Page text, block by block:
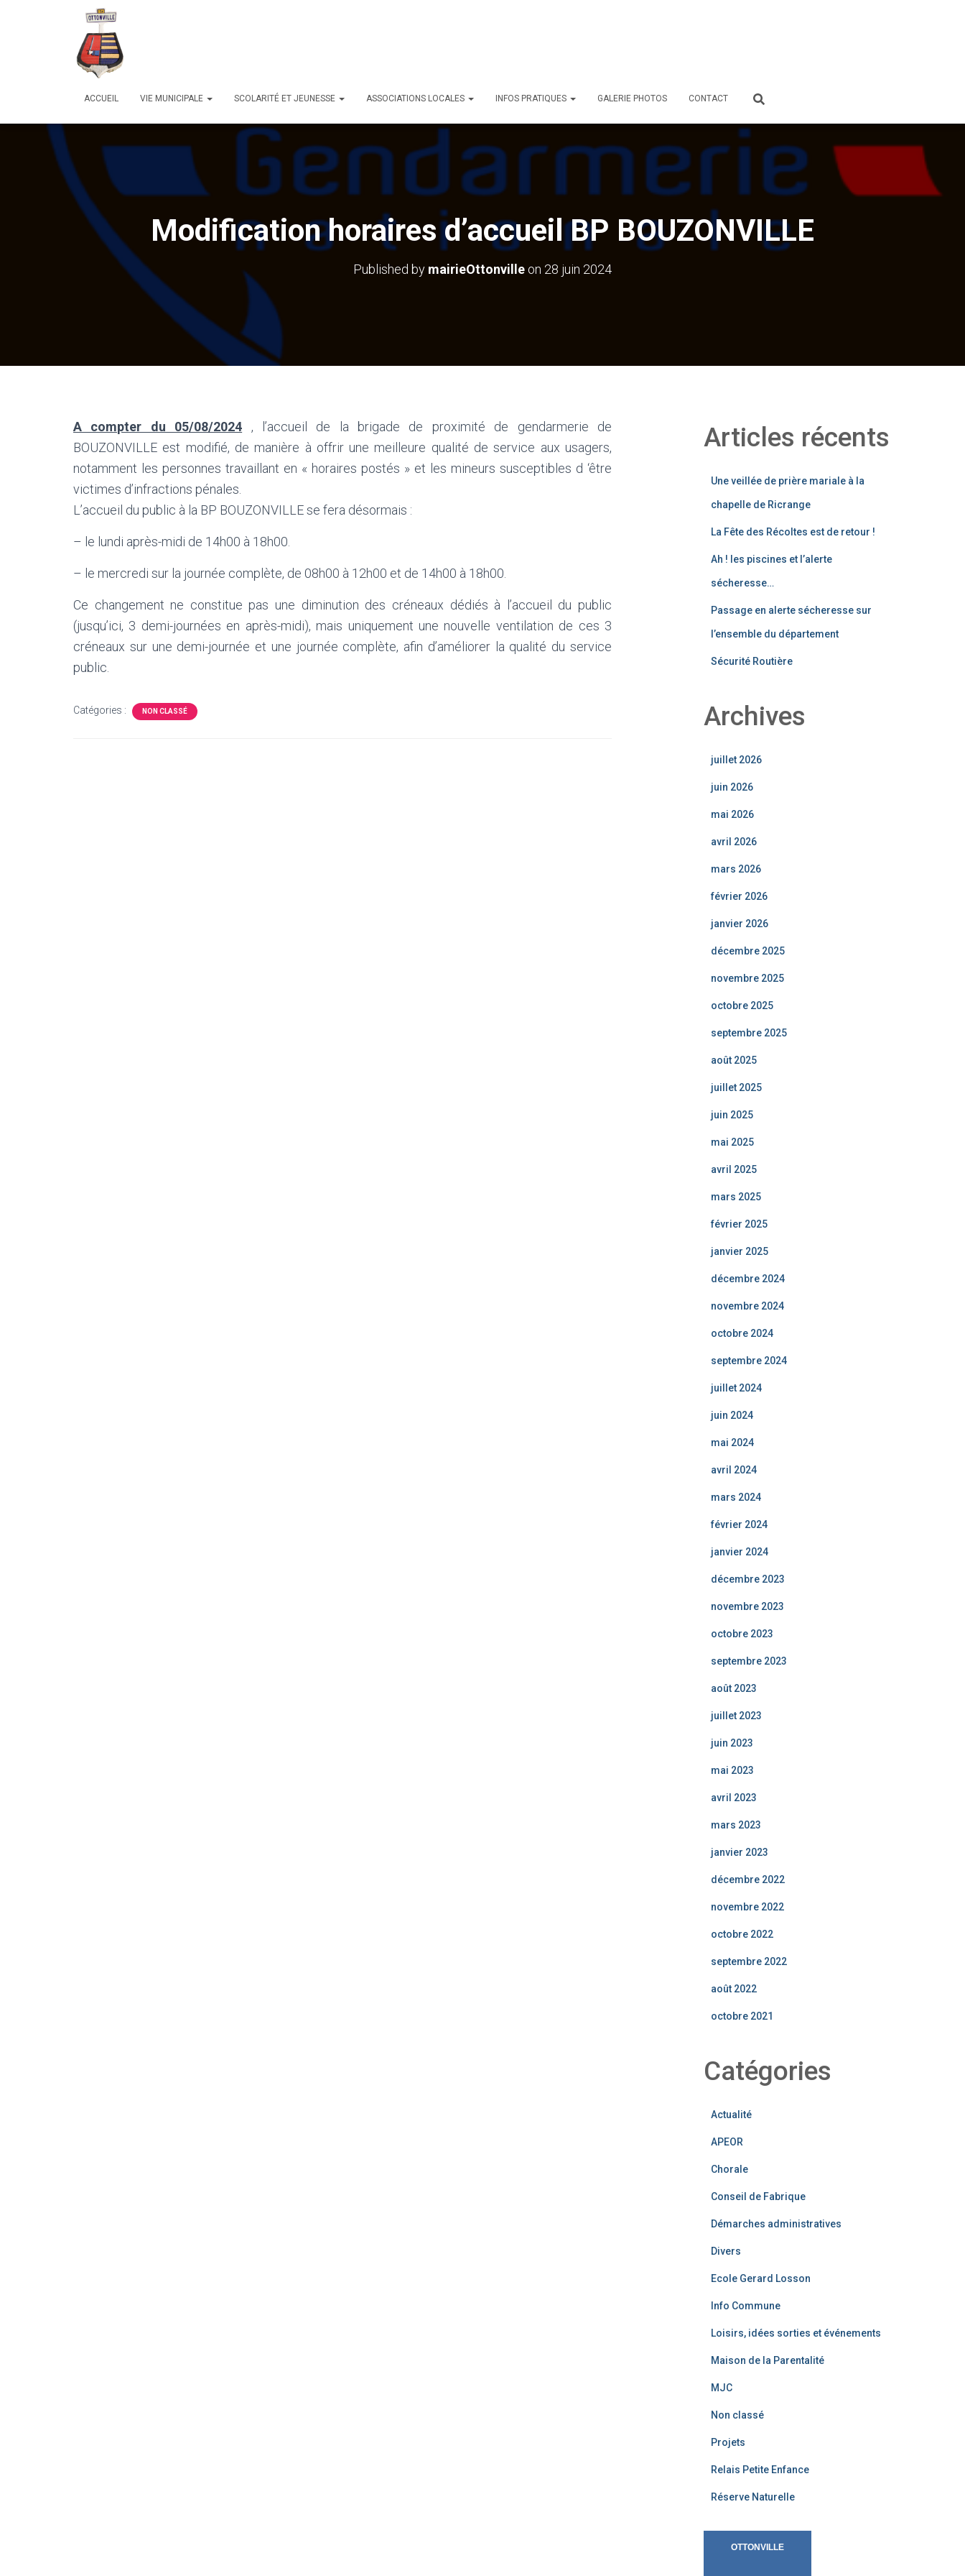
ACCUEIL VIE MUNICIPALE SCOLARITÉ ET JEUNESSE ASSOCIATIONS LOCALES INFOS PRATIQUES GALERIE PHOTOS CONTACT
Modification horaires d’accueil BP BOUZONVILLE
Published by mairieOttonville on 28 juin 2024
A compter du 05/08/2024 , l’accueil de la brigade de proximité de gendarmerie de
BOUZONVILLE est modifié, de manière à offrir une meilleure qualité de service aux usagers,
notamment les personnes travaillant en « horaires postés » et les mineurs susceptibles d ‘être
victimes d’infractions pénales.
L’accueil du public à la BP BOUZONVILLE se fera désormais :
– le lundi après-midi de 14h00 à 18h00.
– le mercredi sur la journée complète, de 08h00 à 12h00 et de 14h00 à 18h00.
Ce changement ne constitue pas une diminution des créneaux dédiés à l’accueil du public
(jusqu’ici, 3 demi-journées en après-midi), mais uniquement une nouvelle ventilation de ces 3
créneaux sur une demi-journée et une journée complète, afin d’améliorer la qualité du service
public.
Catégories : NON CLASSÉ
Articles récents
Une veillée de prière mariale à la
chapelle de Ricrange
La Fête des Récoltes est de retour !
Ah ! les piscines et l’alerte
sécheresse…
Passage en alerte sécheresse sur
l’ensemble du département
Sécurité Routière
Archives
juillet 2026
juin 2026
mai 2026
avril 2026
mars 2026
février 2026
janvier 2026
décembre 2025
novembre 2025
octobre 2025
septembre 2025
août 2025
juillet 2025
juin 2025
mai 2025
avril 2025
mars 2025
février 2025
janvier 2025
décembre 2024
novembre 2024
octobre 2024
septembre 2024
juillet 2024
juin 2024
mai 2024
avril 2024
mars 2024
février 2024
janvier 2024
décembre 2023
novembre 2023
octobre 2023
septembre 2023
août 2023
juillet 2023
juin 2023
mai 2023
avril 2023
mars 2023
janvier 2023
décembre 2022
novembre 2022
octobre 2022
septembre 2022
août 2022
octobre 2021
Catégories
Actualité
APEOR
Chorale
Conseil de Fabrique
Démarches administratives
Divers
Ecole Gerard Losson
Info Commune
Loisirs, idées sorties et événements
Maison de la Parentalité
MJC
Non classé
Projets
Relais Petite Enfance
Réserve Naturelle